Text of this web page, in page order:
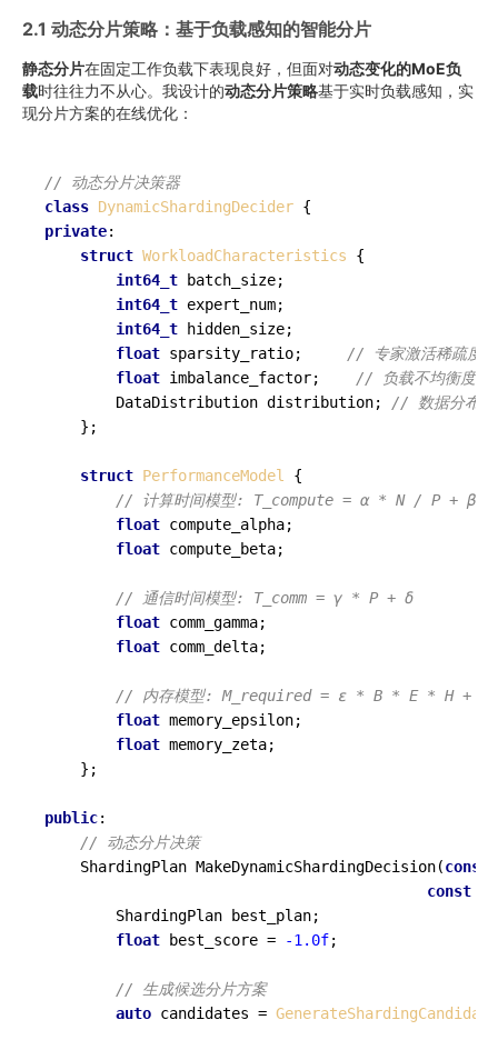
2.1 动态分片策略：基于负载感知的智能分片
静态分片在固定工作负载下表现良好，但面对动态变化的MoE负
载时往往力不从心。我设计的动态分片策略基于实时负载感知，实
现分片方案的在线优化：
// 动态分片决策器
class DynamicShardingDecider
private:
struct WorkloadCharacteristics {
int64_t batch_size;
int64_t expert_num;
int64_t hidden_size;
float sparsity_ratio; // 专家激活稀疏度
float imbalance_factor; // 负载不均衡度
        DataDistribution distribution;
// 数据分布特
    };
struct PerformanceModel
{
// 计算时间模型: T_compute = α * N / P + β
float compute_alpha;
float compute_beta;
// 通信时间模型: T_comm = γ * P + δ
float comm_gamma;
float comm_delta;
// 内存模型: M_required = ε * B * E * H + ζ
float memory_epsilon;
float memory_zeta;
    };
public:
// 动态分片决策
ShardingPlan MakeDynamicShardingDecision(const
const
        ShardingPlan best_plan;
float best_score = -1.0f;
// 生成候选分片方案
auto candidates =